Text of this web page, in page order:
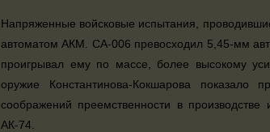
Напряженные войсковые испытания,
автоматом АКМ. СА-006 превосходил 5,45-мм
проигрывал ему по массе, более высокому
оружие Константинова-Кокшарова показало
соображений преемственности в
АК-74.